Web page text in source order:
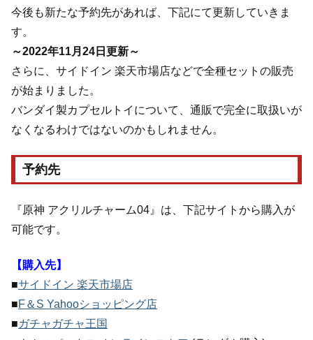
今後も新たな予約先があれば、下記にて更新していきま
す。
～2022年11月24日更新～
さらに、サイドイン 楽天市場店などで全種セットの販売
が始まりました。
バンダイ製カプセルトイについて、通販で完全に取扱いが
なくなるわけではないのかもしれません。
予約先
『原神 アクリルチャーム04』は、下記サイトから購入が
可能です。
【購入先】
■サイドイン 楽天市場店
■F＆S Yahooショッピング店
■ガチャガチャ王国